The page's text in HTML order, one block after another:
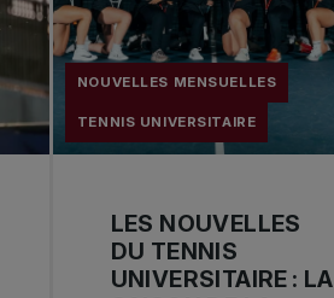
NOUVELLES MENSUELLES
TENNIS UNIVERSITAIRE
LES NOUVELLES
DU TENNIS
UNIVERSITAIRE : LA